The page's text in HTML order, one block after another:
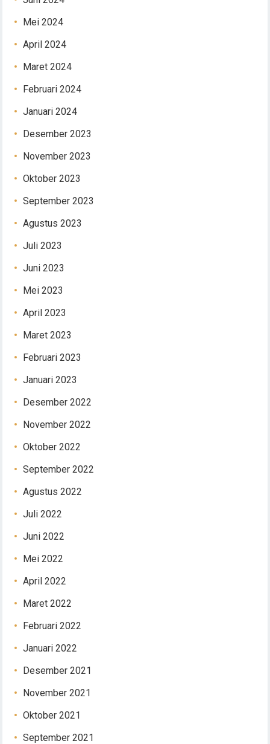
Mei 2024
April 2024
Maret 2024
Februari 2024
Januari 2024
Desember 2023
November 2023
Oktober 2023
September 2023
Agustus 2023
Juli 2023
Juni 2023
Mei 2023
April 2023
Maret 2023
Februari 2023
Januari 2023
Desember 2022
November 2022
Oktober 2022
September 2022
Agustus 2022
Juli 2022
Juni 2022
Mei 2022
April 2022
Maret 2022
Februari 2022
Januari 2022
Desember 2021
November 2021
Oktober 2021
September 2021